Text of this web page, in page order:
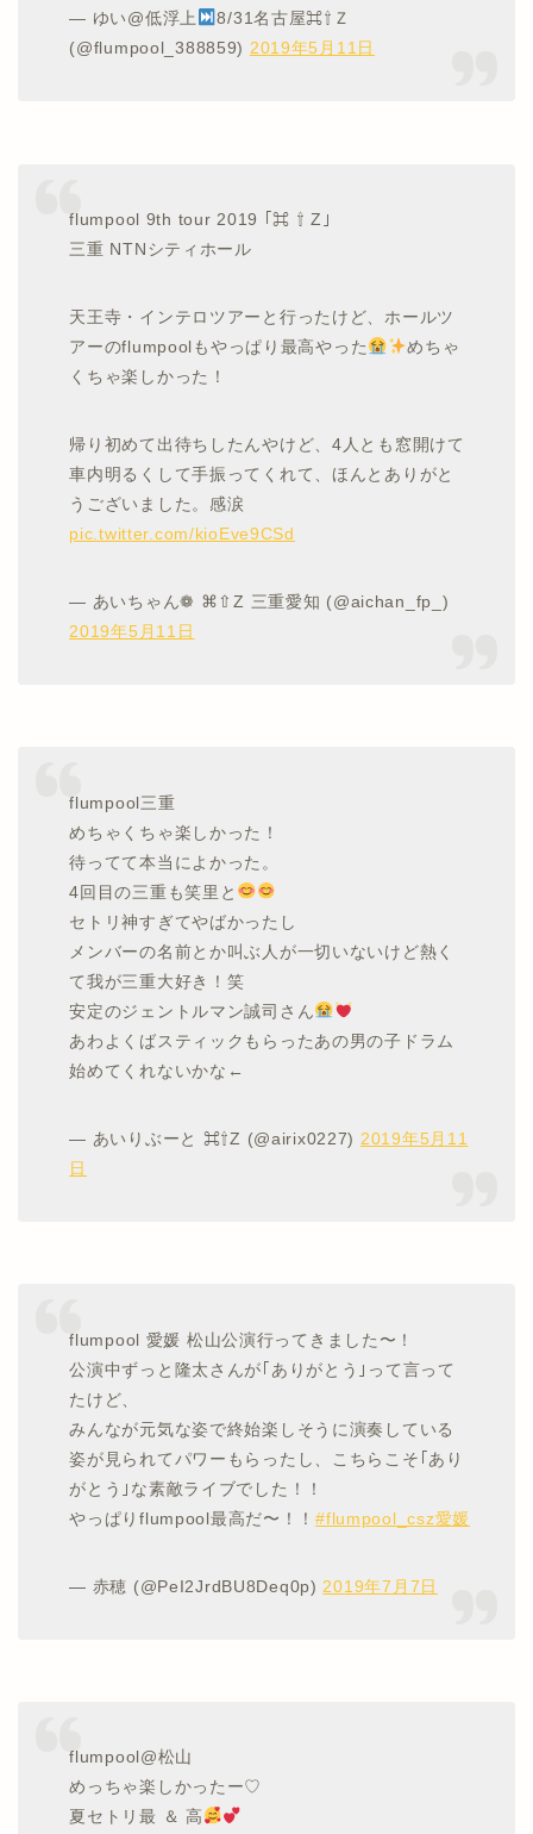
— ゆい@低浮上
8/31名古屋⌘⇧Ｚ
(@flumpool_388859) 2019年5月11日
flumpool 9th tour 2019 ｢⌘ ⇧ Z｣
三重 NTNシティホール
天王寺・インテロツアーと行ったけど、ホールツ
アーのflumpoolもやっぱり最高やった
めちゃ
くちゃ楽しかった！
帰り初めて出待ちしたんやけど、4人とも窓開けて
車内明るくして手振ってくれて、ほんとありがと
うございました。感涙
pic.twitter.com/kioEve9CSd
— あいちゃん❁ ⌘⇧Z 三重愛知 (@aichan_fp_)
2019年5月11日
flumpool三重
めちゃくちゃ楽しかった！
待ってて本当によかった。
4回目の三重も笑里と
セトリ神すぎてやばかったし
メンバーの名前とか叫ぶ人が一切いないけど熱く
て我が三重大好き！笑
安定のジェントルマン誠司さん
あわよくばスティックもらったあの男の子ドラム
始めてくれないかな←
— あいりぶーと ⌘⇧Z (@airix0227) 2019年5月11
日
flumpool 愛媛 松山公演行ってきました〜！
公演中ずっと隆太さんが｢ありがとう｣って言って
たけど、
みんなが元気な姿で終始楽しそうに演奏している
姿が見られてパワーもらったし、こちらこそ｢あり
がとう｣な素敵ライブでした！！
やっぱりflumpool最高だ〜！！#flumpool_csz愛媛
— 赤穂 (@PeI2JrdBU8Deq0p) 2019年7月7日
flumpool@松山
めっちゃ楽しかったー♡
夏セトリ最 ＆ 高